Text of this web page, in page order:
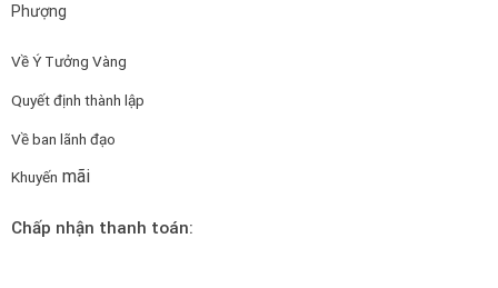
Phượng
Về Ý Tưởng Vàng
Quyết định thành lập
Về ban lãnh đạo
Khuyến mãi
Chấp nhận thanh toán: